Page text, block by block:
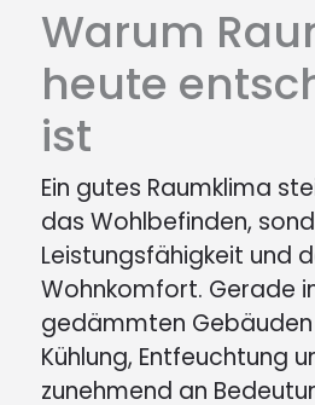
Warum
heute
ist
Ein gutes Raumklima
das Wohlbefinden,
Leistungsfähigkeit und
Wohnkomfort. Gerade
gedämmten
Kühlung, Entfeuchtung
zunehmend an